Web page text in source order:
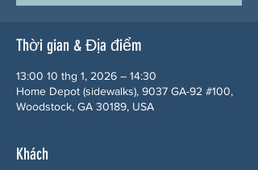
Thời gian & Địa điểm
13:00 10 thg 1, 2026 – 14:30
Home Depot (sidewalks), 9037 GA-92 #100,
Woodstock, GA 30189, USA
Khách